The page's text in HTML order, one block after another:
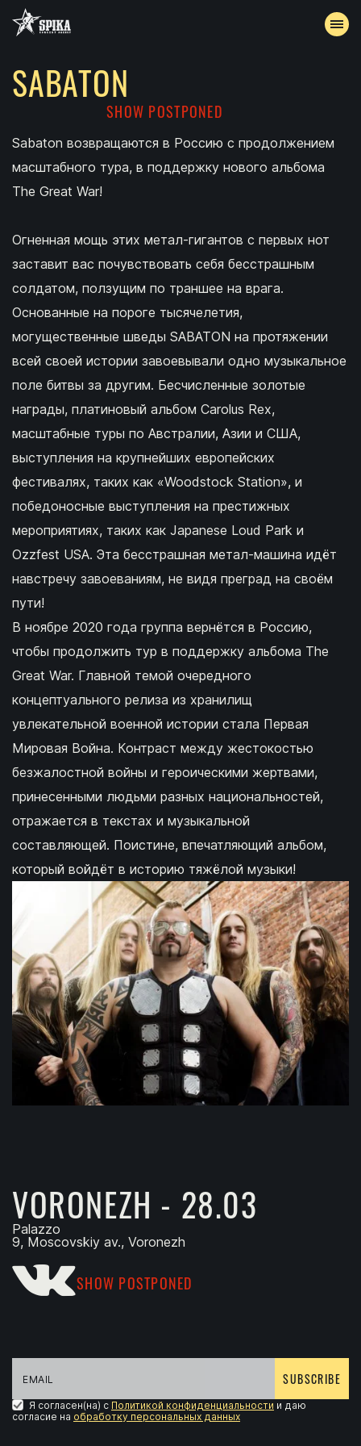
EVENTS
ARCHIVE
ACCREDITATION
CONTACTS
SABATON
SHOW POSTPONED
Sabaton возвращаются в Россию с продолжением
масштабного тура, в поддержку нового альбома
The Great War!
Огненная мощь этих метал-гигантов с первых нот
заставит вас почувствовать себя бесстрашным
солдатом, ползущим по траншее на врага.
Основанные на пороге тысячелетия,
могущественные шведы SABATON на протяжении
всей своей истории завоевывали одно музыкальное
поле битвы за другим. Бесчисленные золотые
награды, платиновый альбом Carolus Rex,
масштабные туры по Австралии, Азии и США,
выступления на крупнейших европейских
фестивалях, таких как «Woodstock Station», и
победоносные выступления на престижных
мероприятиях, таких как Japanese Loud Park и
Ozzfest USA. Эта бесстрашная метал-машина идёт
навстречу завоеваниям, не видя преград на своём
пути!
В ноябре 2020 года группа вернётся в Россию,
чтобы продолжить тур в поддержку альбома The
Great War. Главной темой очередного
концептуального релиза из хранилищ
увлекательной военной истории стала Первая
Мировая Война. Контраст между жестокостью
безжалостной войны и героическими жертвами,
принесенными людьми разных национальностей,
отражается в текстах и музыкальной
составляющей. Поистине, впечатляющий альбом,
который войдёт в историю тяжёлой музыки!
VORONEZH - 28.03
Palazzo
9, Moscovskiy av., Voronezh
SHOW POSTPONED
SUBSCRIBE
Я согласен(на) с Политикой конфиденциальности и даю
согласие на обработку персональных данных